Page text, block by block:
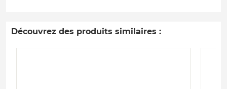
Découvrez des produits similaires :